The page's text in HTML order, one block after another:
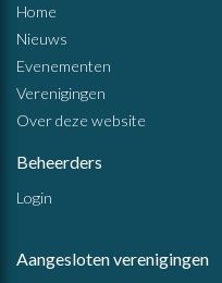
Home
Nieuws
Evenementen
Verenigingen
Over deze website
Beheerders
Login
Aangesloten verenigingen